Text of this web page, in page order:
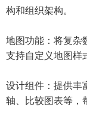
构和组织架构。
地图功能：将复杂
支持自定义地图样
设计组件：提供丰
轴、比较图表等，